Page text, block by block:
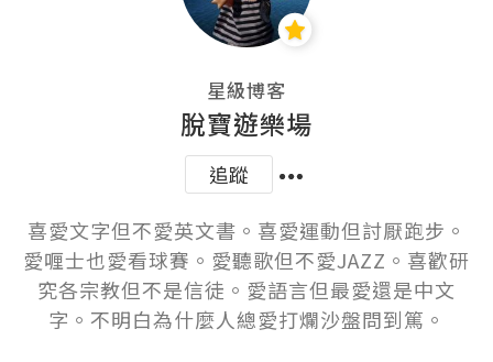
星級博客
脫寶遊樂場
追蹤
喜愛文字但不愛英文書。喜愛運動但討厭跑步。
愛喱士也愛看球賽。愛聽歌但不愛JAZZ。喜歡研
究各宗教但不是信徒。愛語言但最愛還是中文
字。不明白為什麼人總愛打爛沙盤問到篤。